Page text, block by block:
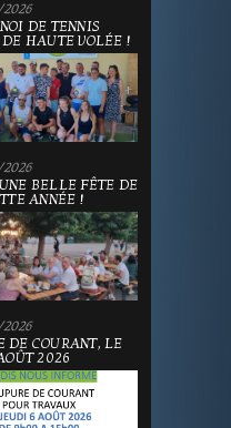
DE TENNIS
HAUTE VOLÉE !
BELLE FÊTE DE
ANNÉE !
DE COURANT, LE
2026